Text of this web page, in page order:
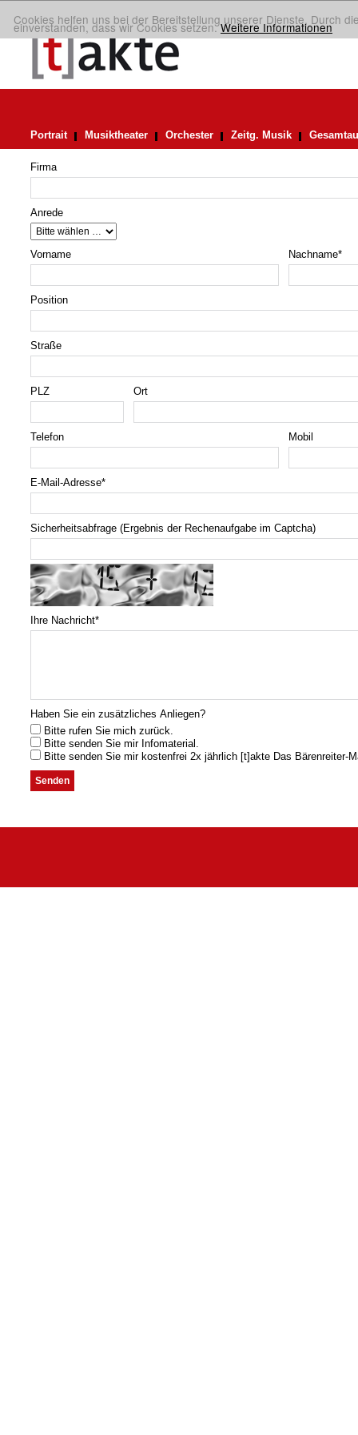
Cookies helfen uns bei der Bereitstellung unserer Dienste. Durch
einverstanden, dass wir Cookies setzen.Weitere Informationen
Portrait Musiktheater Orchester Zeitg. Musik
Firma
Anrede
Vorname Nachname*
Position
Straße
PLZ Ort
Telefon Mobil
E-Mail-Adresse*
Sicherheitsabfrage (Ergebnis der Rechenaufgabe im Captcha)
Ihre Nachricht*
Haben Sie ein zusätzliches Anliegen?
Bitte rufen Sie mich zurück.
Bitte senden Sie mir Infomaterial.
Bitte senden Sie mir kostenfrei 2x jährlich [t]akte Das Bärenreiter-